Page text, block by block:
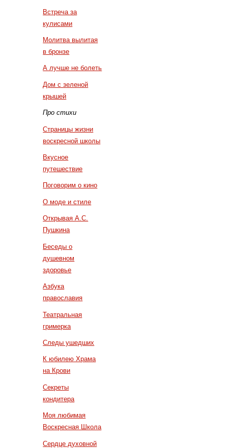
Встреча за
кулисами
Молитва вылитая
в бронзе
А лучше не болеть
Дом с зеленой
крышей
Про стихи
Страницы жизни
воскресной школы
Вкусное
путешествие
Поговорим о кино
О моде и стиле
Открывая А.С.
Пушкина
Беседы о
душевном
здоровье
Азбука
православия
Театральная
гримерка
Следы ушедших
К юбилею Храма
на Крови
Секреты
кондитера
Моя любимая
Воскресная Школа
Сердце духовной